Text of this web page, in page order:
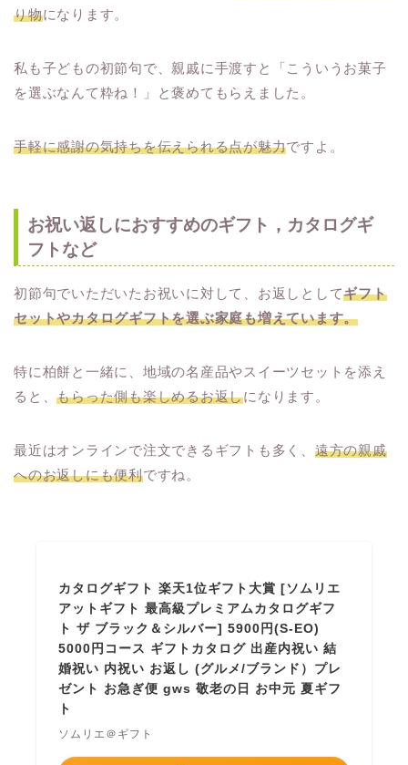
り物になります。
私も子どもの初節句で、親戚に手渡すと「こういうお菓子
を選ぶなんて粋ね！」と褒めてもらえました。
手軽に感謝の気持ちを伝えられる点が魅力ですよ。
お祝い返しにおすすめのギフト，カタログギ
フトなど
初節句でいただいたお祝いに対して、お返しとしてギフト
セットやカタログギフトを選ぶ家庭も増えています。
特に柏餅と一緒に、地域の名産品やスイーツセットを添え
ると、もらった側も楽しめるお返しになります。
最近はオンラインで注文できるギフトも多く、 遠方の親戚
へのお返しにも便利ですね。
カタログギフト 楽天1位ギフト大賞 [ソムリエ
アットギフト 最高級プレミアムカタログギフ
ト ザ ブラック＆シルバー] 5900円(S-EO)
5000円コース ギフトカタログ 出産内祝い 結
婚祝い 内祝い お返し (グルメ/ブランド）プレ
ゼント お急ぎ便 gws 敬老の日 お中元 夏ギフ
ト
ソムリエ＠ギフト